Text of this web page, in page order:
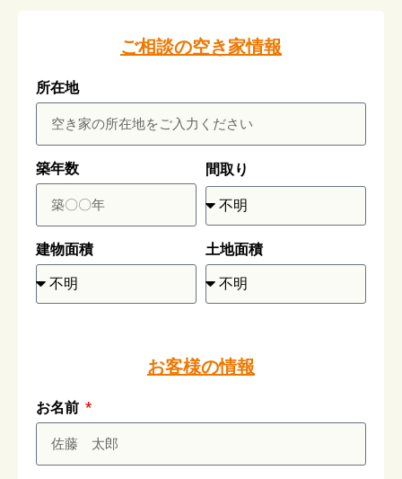
ご相談の空き家情報
所在地
築年数 間取り
建物面積 土地面積
お客様の情報
お名前